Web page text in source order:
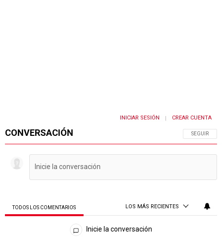
CONVERSACIÓN SIGA ESTA
SEGUIR
INICIAR SESIÓN | CREAR CUENTA
TODOS LOS COMENTARIOS LOS MÁS RECIENTES
Todos los comentarios
Inicie la conversación